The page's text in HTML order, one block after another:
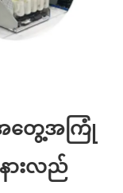
တွေ့အကြုံ
နားလည်